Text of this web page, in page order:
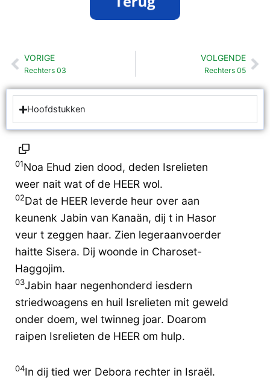
Vorige
VORIGE
Rechters 03
VOLGENDE
Rechters 05
Hoofdstukken
01Noa Ehud zien dood, deden Isrelieten
weer nait wat of de HEER wol.
02Dat de HEER leverde heur over aan
keunenk Jabin van Kanaän, dij t in Hasor
veur t zeggen haar. Zien legeraanvoerder
haitte Sisera. Dij woonde in Charoset-
Haggojim.
03Jabin haar negenhonderd iesdern
striedwoagens en huil Isrelieten mit geweld
onder doem, wel twinneg joar. Doarom
raipen Isrelieten de HEER om hulp.
04In dij tied wer Debora rechter in Israël.